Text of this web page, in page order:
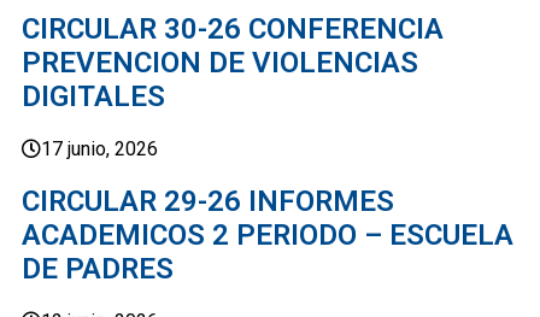
CIRCULAR 30-26 CONFERENCIA
PREVENCION DE VIOLENCIAS
DIGITALES
17 junio, 2026
CIRCULAR 29-26 INFORMES
ACADEMICOS 2 PERIODO – ESCUELA
DE PADRES